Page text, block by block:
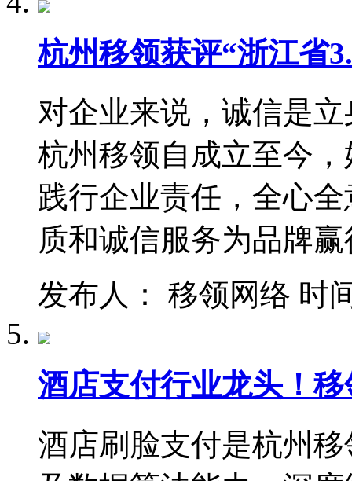
杭州移领获评“浙江省
对企业来说，诚信是
杭州移领自成立至今
践行企业责任，全心
质和诚信服务为品牌赢
发布人： 移领网络 时
酒店支付行业龙头！
酒店刷脸支付是杭州